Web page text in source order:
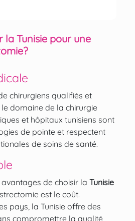
la Tunisie pour une
chirurgiens qualifiés et
domaine de la chirurgie
et hôpitaux tunisiens sont
de pointe et respectent
de soins de santé.
avantages de choisir la Tunisie
est le coût.
pays, la Tunisie offre des
compromettre la qualité